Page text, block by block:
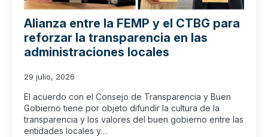
Alianza entre la FEMP y el CTBG para
reforzar la transparencia en las
administraciones locales
29 julio, 2026
El acuerdo con el Consejo de Transparencia y Buen
Gobierno tiene por objeto difundir la cultura de la
transparencia y los valores del buen gobierno entre las
entidades locales y…